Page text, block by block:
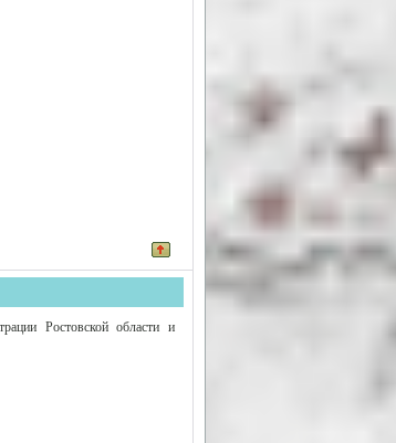
Ростовской области и